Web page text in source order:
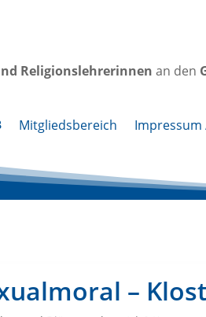
Religionslehrerinnen an den
Mitgliedsbereich
–